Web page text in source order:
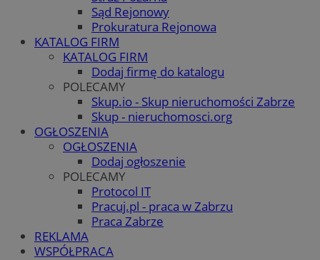
Sąd Rejonowy
Prokuratura Rejonowa
KATALOG FIRM
KATALOG FIRM
Dodaj firmę do katalogu
POLECAMY
Skup.io - Skup nieruchomości Zabrze
Skup - nieruchomosci.org
OGŁOSZENIA
OGŁOSZENIA
Dodaj ogłoszenie
POLECAMY
Protocol IT
Pracuj.pl - praca w Zabrzu
Praca Zabrze
REKLAMA
WSPÓŁPRACA